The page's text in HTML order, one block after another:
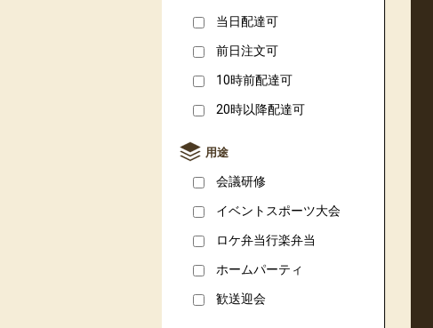
当日配達可
前日注文可
10時前配達可
20時以降配達可
用途
会議研修
イベントスポーツ大会
ロケ弁当行楽弁当
ホームパーティ
歓送迎会